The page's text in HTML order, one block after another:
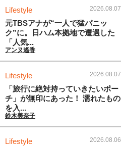
Lifestyle 2026.08.07
元TBSアナが“一人で猛パニッ
ク”に。日ハム本拠地で遭遇した
「人気...
アンヌ遙香
Lifestyle 2026.08.07
「旅行に絶対持っていきたいポー
チ」が無印にあった！ 濡れたもの
を入...
鈴木美奈子
Lifestyle 2026.08.06